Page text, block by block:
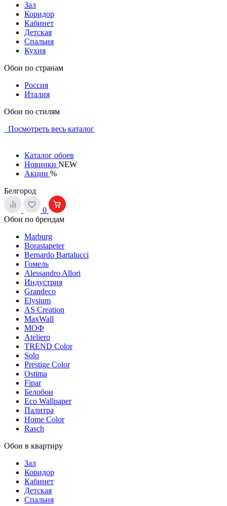
Зал
Коридор
Кабинет
Детская
Спальня
Кухня
Обои по странам
Россия
Италия
Обои по стилям
Посмотреть весь каталог
Каталог обоев
Новинки NEW
Акции %
Белгород
0
Обои по брендам
Marburg
Borastapeter
Bernardo Bartalucci
Гомель
Alessandro Allori
Индустрия
Grandeco
Elysium
AS Creation
MaxWall
МОФ
Ateliero
TREND Color
Solo
Prestige Color
Ostima
Fipar
Белобои
Eco Wallpaper
Палитра
Home Color
Rasch
Обои в квартиру
Зал
Коридор
Кабинет
Детская
Спальня